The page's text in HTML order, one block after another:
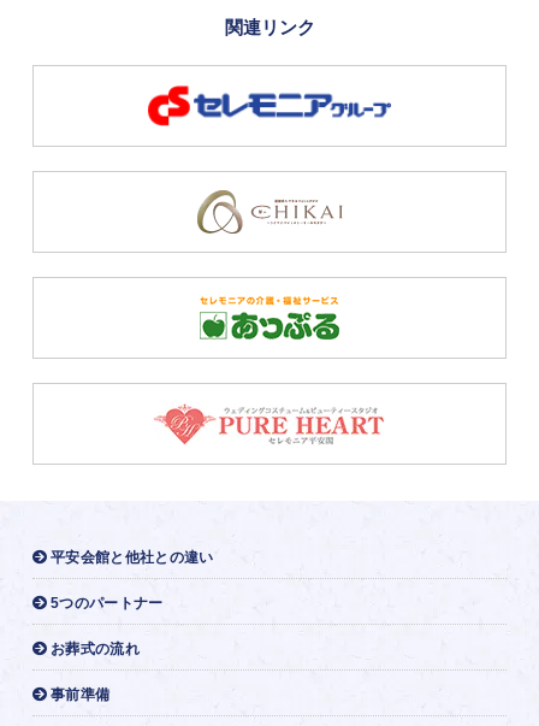
関連リンク
平安会館と他社との違い
5つのパートナー
お葬式の流れ
事前準備